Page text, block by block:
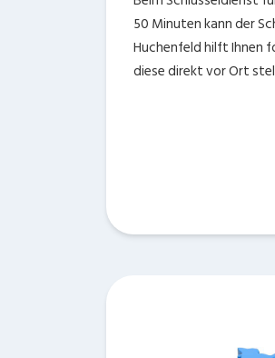
50 Minuten kann der
Huchenfeld hilft Ihnen
diese direkt vor Ort